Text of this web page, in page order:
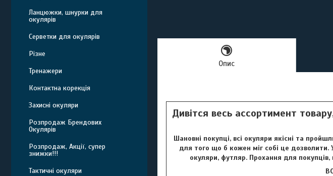
Опис
Дивітся весь ассортимент
Шановні покупці, всі окуляри якісні та
для того що б кожен міг собі це
окуляри, футляр. Прохання для
Ланцюжки, шнурки для
окулярів
Серветки для окулярів
Різне
Тренажери
Контактна корекція
Захисні окуляри
Розпродаж Брендових
Окулярів
Розпродаж, Акції, супер
знижки!!!
Тактичні окуляри